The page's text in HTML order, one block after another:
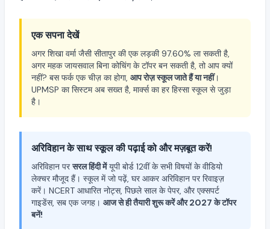
एक सपना देखें
अगर शिखा वर्मा जैसी सीतापुर की एक लड़की 97.60% ला सकती है,
अगर महक जायसवाल बिना कोचिंग के टॉपर बन सकती है, तो आप क्यों
नहीं? बस फर्क एक चीज़ का होगा, आप रोज़ स्कूल जाते हैं या नहीं।
UPMSP का सिस्टम अब सख्त है, मार्क्स का हर हिस्सा स्कूल से जुड़ा
है।
अरिविहान के साथ स्कूल की पढ़ाई को और मज़बूत करें!
अरिविहान परसरल हिंदी मेंयूपी बोर्ड 12वीं के सभी विषयों के वीडियो
लेक्चर मौजूद हैं। स्कूल में जो पढ़ें, घर आकर अरिविहान पर रिवाइज़
करें। NCERT आधारित नोट्स, पिछले साल के पेपर, और एक्सपर्ट
गाइडेंस, सब एक जगह। आज से ही तैयारी शुरू करें और 2027 के टॉपर
बनें!